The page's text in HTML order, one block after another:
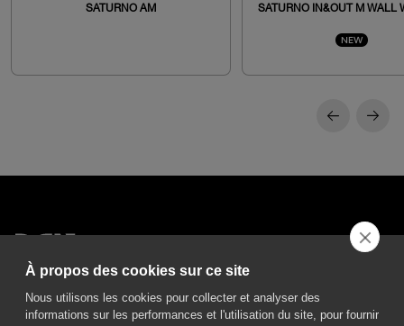
SATURNO AM SATURNO IN&OUT M WALL
NEW
50013 Campi Bisenzio Firenze - Italy
À propos des cookies sur ce site
Nous utilisons les cookies pour collecter et analyser des
informations sur les performances et l'utilisation du site, pour fournir